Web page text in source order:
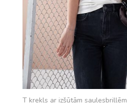
T krekls ar izšūtām saulesbrillēm